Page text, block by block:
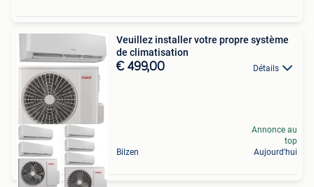
Veuillez installer votre propre système
de climatisation
€ 499,00 Détails
Bilzen
Annonce au
top
Aujourd'hui